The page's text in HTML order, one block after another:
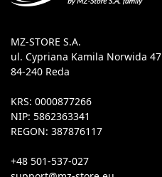
MZ-STORE S.A.
ul. Cypriana Kamila Norwida 47
84-240 Reda
KRS: 0000877266
NIP: 5862363341
REGON: 387876117
+48 501-537-027